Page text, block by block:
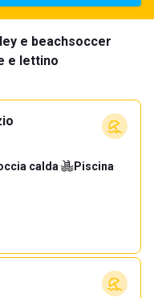
e beachsoccer
e lettino
calda· Piscina·